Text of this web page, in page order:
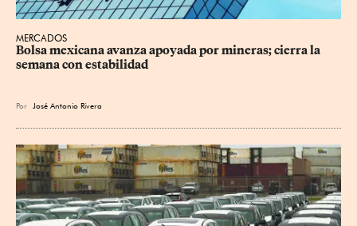
MERCADOS
Bolsa mexicana avanza apoyada por mineras; cierra la
semana con estabilidad
Por José Antonio Rivera